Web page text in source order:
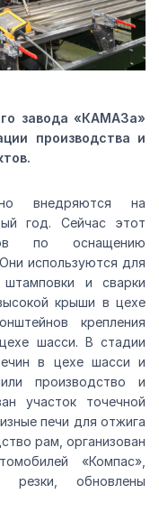
завода «КАМАЗа»
производства и
внедряются на
год. Сейчас этот
по оснащению
используются для
и сварки
крыши в цехе
крепления
шасси. В стадии
в цехе шасси и
производство и
участок точечной
печи для отжига
рам, организован
«Компас»,
резки, обновлены